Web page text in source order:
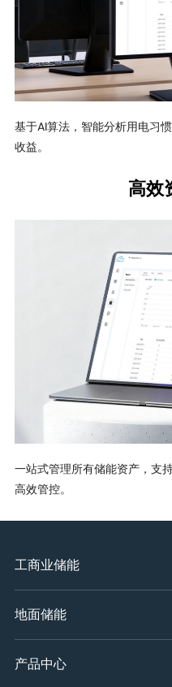
基于AI算法，智能分析用电习
收益。
高效
一站式管理所有储能资产，支
高效管控。
工商业储能
地面储能
产品中心